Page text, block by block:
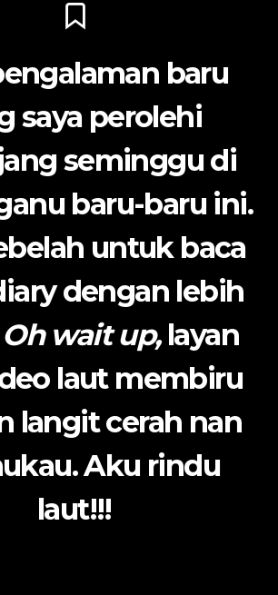
baru
saya perolehi
seminggu di
baru-baru ini.
untuk baca
dengan lebih
Oh wait up, layan
laut membiru
langit cerah nan
Aku rindu
laut!!!